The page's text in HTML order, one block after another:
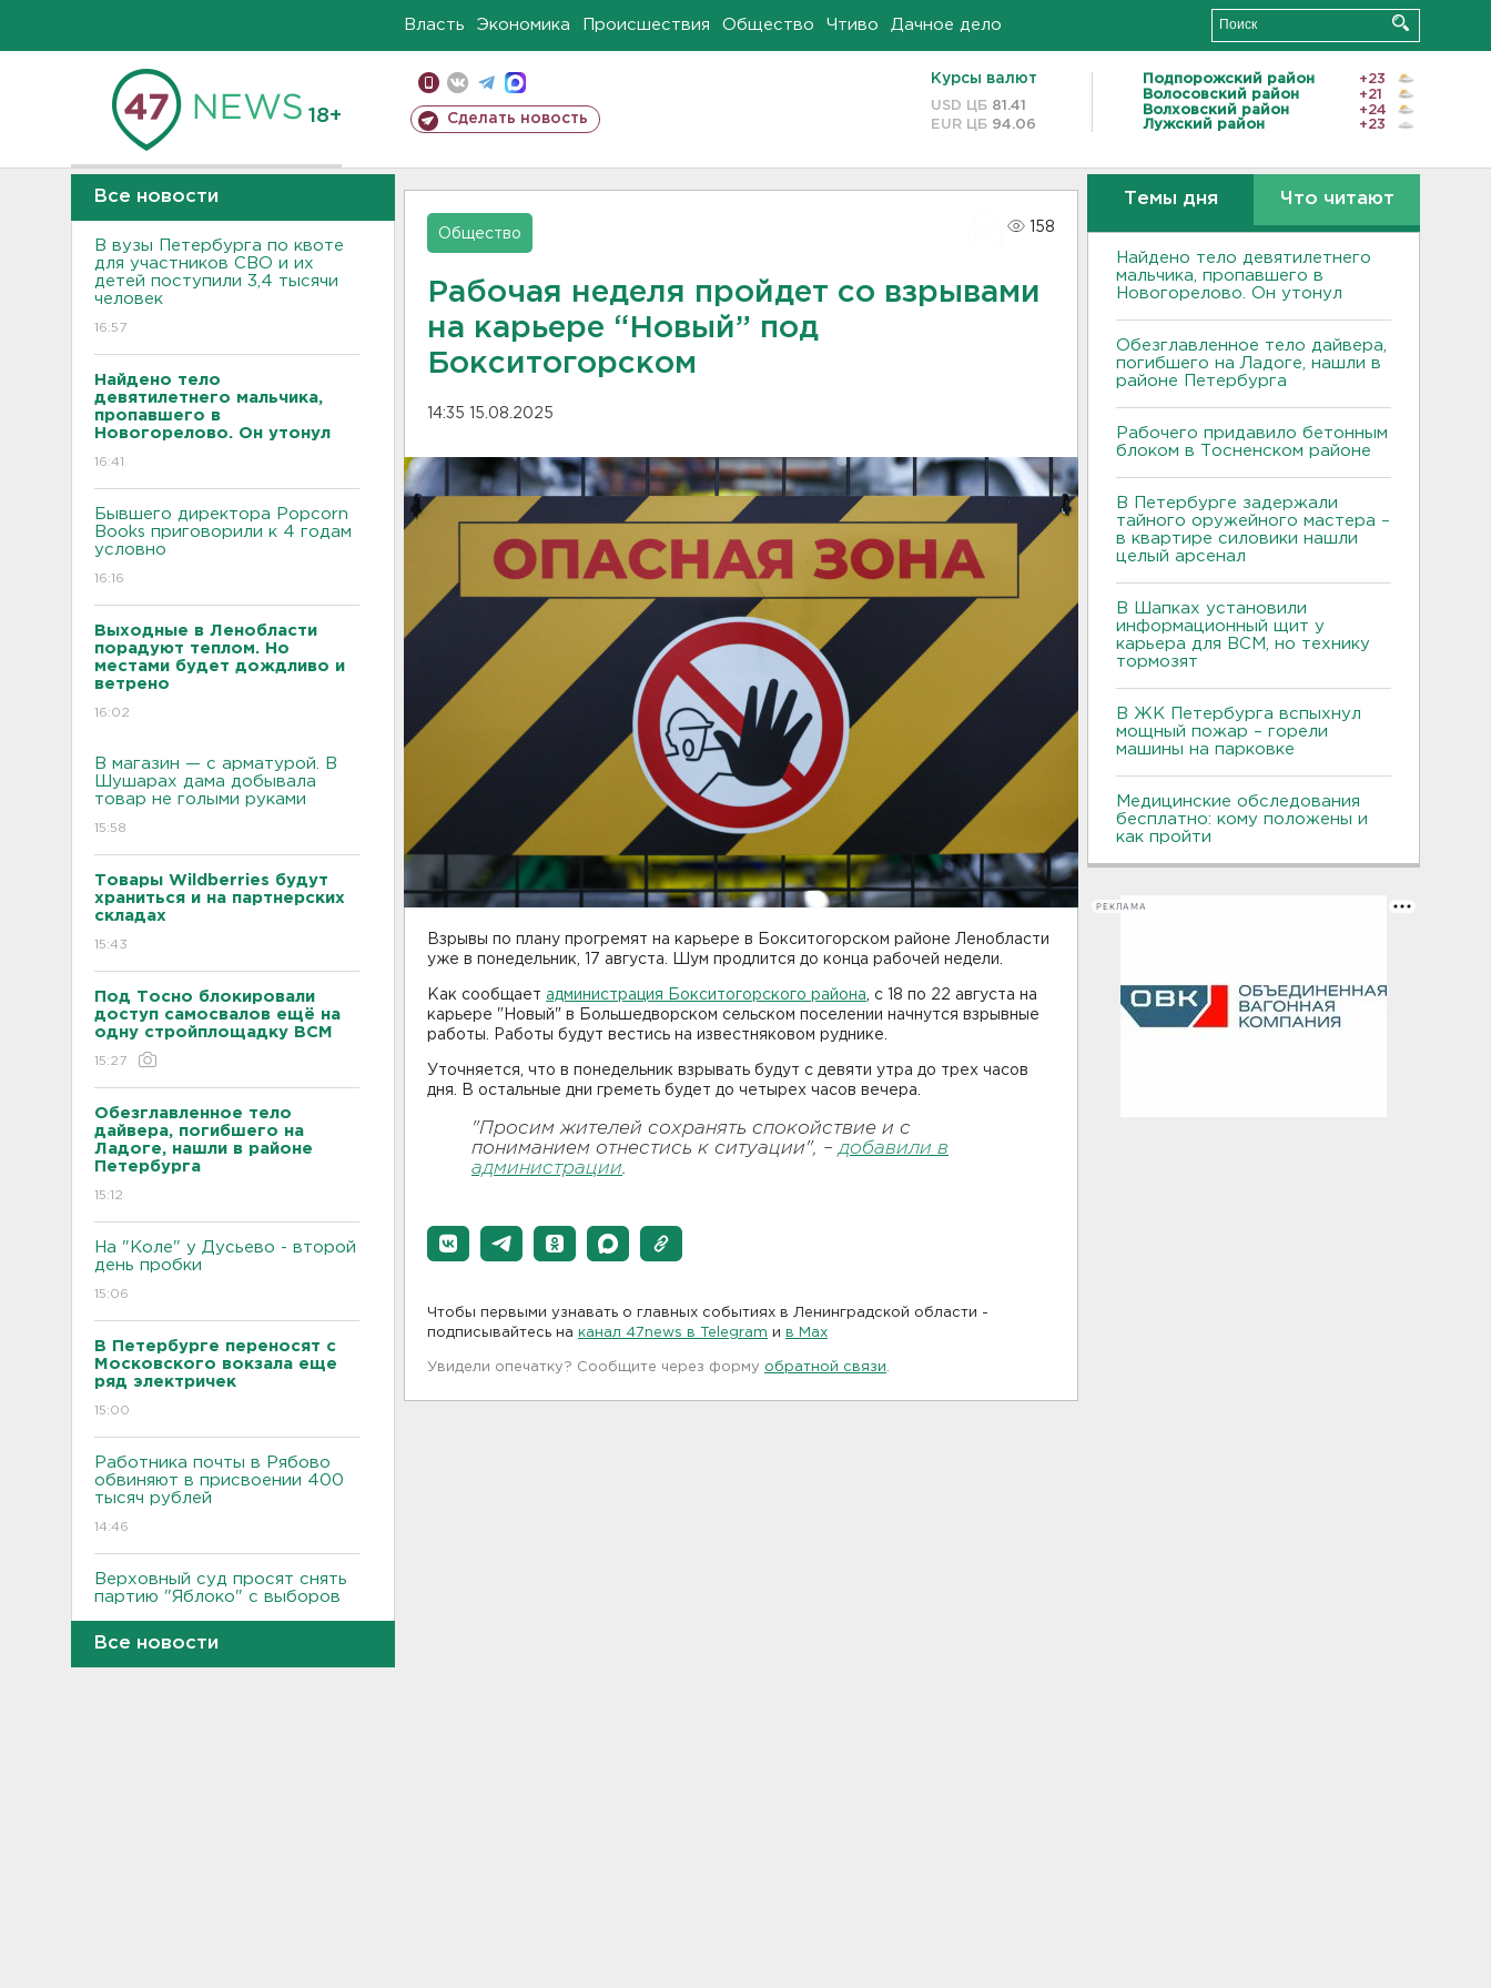
Власть Экономика Происшествия Общество Чтиво Дачное дело
18+ Сделать новость
Курсы валют
USD ЦБ 81.41
EUR ЦБ 94.06
Подпорожский район
+23
Волосовский район
+21
Волховский район
+24
Лужский район
+23
Все новости
В вузы Петербурга по квоте
для участников СВО и их
детей поступили 3,4 тысячи
человек
16:57
Найдено тело
девятилетнего мальчика,
пропавшего в
Новогорелово. Он утонул
16:41
Бывшего директора Popcorn
Books приговорили к 4 годам
условно
16:16
Выходные в Ленобласти
порадуют теплом. Но
местами будет дождливо и
ветрено
16:02
В магазин — с арматурой. В
Шушарах дама добывала
товар не голыми руками
15:58
Товары Wildberries будут
храниться и на партнерских
складах
15:43
Под Тосно блокировали
доступ самосвалов ещё на
одну стройплощадку ВСМ
15:27
Обезглавленное тело
дайвера, погибшего на
Ладоге, нашли в районе
Петербурга
15:12
На "Коле" у Дусьево - второй
день пробки
15:06
В Петербурге переносят с
Московского вокзала еще
ряд электричек
15:00
Работника почты в Рябово
обвиняют в присвоении 400
тысяч рублей
14:46
Верховный суд просят снять
партию "Яблоко" с выборов
Все новости
Общество
158
Рабочая неделя пройдет со взрывами
на карьере “Новый” под
Бокситогорском
14:35 15.08.2025
Взрывы по плану прогремят на карьере в Бокситогорском районе Ленобласти
уже в понедельник, 17 августа. Шум продлится до конца рабочей недели.
Как сообщает администрация Бокситогорского района , с 18 по 22 августа на
карьере "Новый" в Большедворском сельском поселении начнутся взрывные
работы. Работы будут вестись на известняковом руднике.
Уточняется, что в понедельник взрывать будут с девяти утра до трех часов
дня. В остальные дни греметь будет до четырех часов вечера.
"Просим жителей сохранять спокойствие и с
пониманием отнестись к ситуации", –добавили в
администрации.
Чтобы первыми узнавать о главных событиях в Ленинградской области -
подписывайтесь на канал 47news в Telegram и в Maх
Увидели опечатку? Сообщите через форму обратной связи
Темы дня Что читают
Найдено тело девятилетнего
мальчика, пропавшего в
Новогорелово. Он утонул
Обезглавленное тело дайвера,
погибшего на Ладоге, нашли в
районе Петербурга
Рабочего придавило бетонным
блоком в Тосненском районе
В Петербурге задержали
тайного оружейного мастера –
в квартире силовики нашли
целый арсенал
В Шапках установили
информационный щит у
карьера для ВСМ, но технику
тормозят
В ЖК Петербурга вспыхнул
мощный пожар – горели
машины на парковке
Медицинские обследования
бесплатно: кому положены и
как пройти
РЕКЛАМА